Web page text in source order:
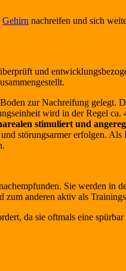
Gehirn nachreifen und sich
und
zur Nachreifung gelegt.
wird in der Regel ca.
stimuliert und
störungsarmer erfolgen.
Sie werden in
anderen aktiv als
da sie oftmals eine spürbar